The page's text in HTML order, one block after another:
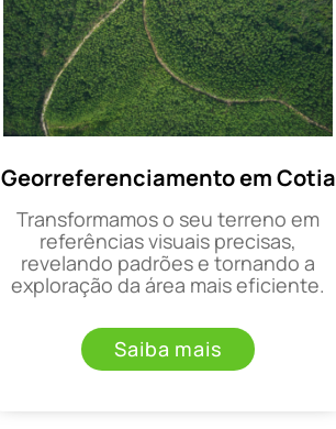
Georreferenciamento em Cotia
Transformamos o seu terreno em
referências visuais precisas,
revelando padrões e tornando a
exploração da área mais eficiente.
Saiba mais